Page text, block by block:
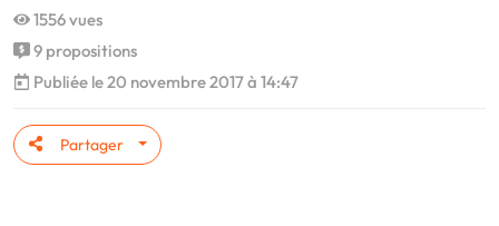
1556 vues
9 propositions
Publiée le 20 novembre 2017 à 14:47
Partager